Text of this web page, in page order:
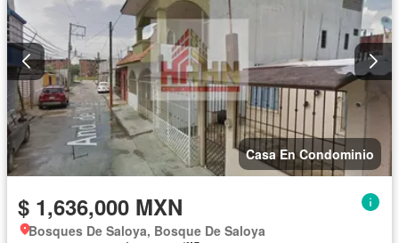
Casa En Condominio
$ 1,636,000 MXN
Bosques De Saloya, Bosque De Saloya